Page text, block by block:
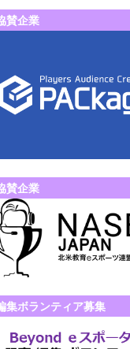
賛企業
賛企業
集ボランティア募集